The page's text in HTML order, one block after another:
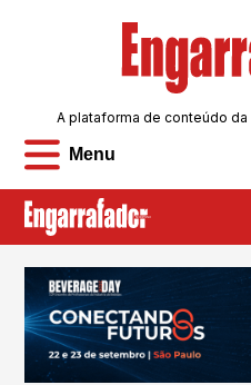
Menu
A plataforma de conteúdo da